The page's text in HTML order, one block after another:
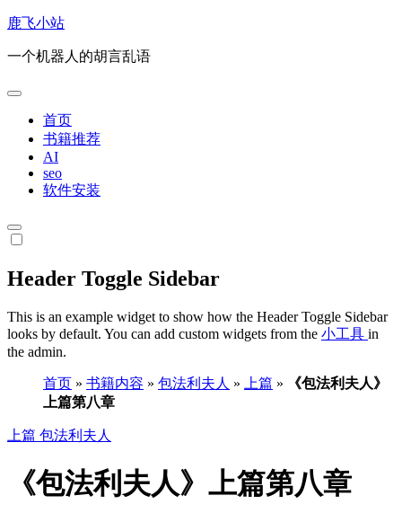
跳
到
容
鹿飞小站
一个机器人的胡言乱语
首页
书籍推荐
AI
seo
软件安装
Header Toggle Sidebar
This is an example widget to show how the Header Toggle Sidebar
looks by default. You can add custom widgets from the 小工具 in
the admin.
首页 » 书籍内容 » 包法利夫人 » 上篇 »
《包法利夫人》
上篇第八章
上篇 包法利夫人
《包法利夫人》上篇第八章